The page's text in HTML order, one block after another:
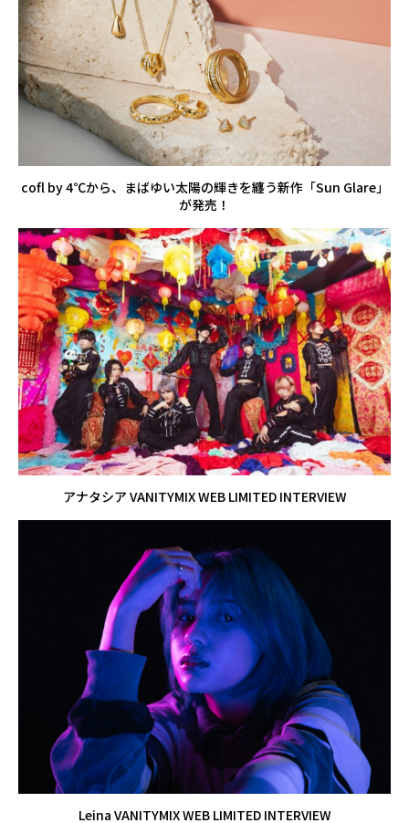
cofl by 4℃から、まばゆい太陽の輝きを纏う新作「Sun Glare」
が発売！
アナタシア VANITYMIX WEB LIMITED INTERVIEW
Leina VANITYMIX WEB LIMITED INTERVIEW